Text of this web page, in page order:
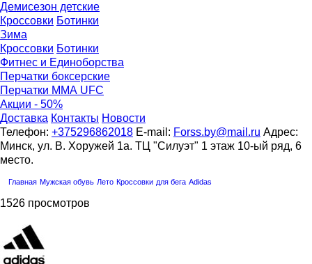
Демисезон детские
Кроссовки Ботинки
Зима
Кроссовки Ботинки
Фитнес и Единоборства
Перчатки боксерские
Перчатки ММА UFC
Акции - 50%
Доставка Контакты Новости
Телефон: +375296862018 E-mail: Forss.by@mail.ru Адрес:
Минск, ул. В. Хоружей 1а. ТЦ "Силуэт" 1 этаж 10-ый ряд, 6
место.
Главная Мужская обувь Лето Кроссовки для бега Adidas
1526 просмотров